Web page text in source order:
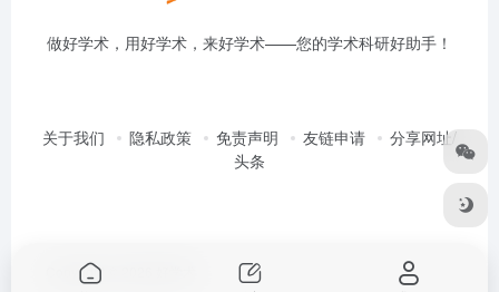
做好学术，用好学术，来好学术——您的学术科研好助手！
关于我们 隐私政策 免责声明 友链申请
分享网址/
头条
Copyright © 2026